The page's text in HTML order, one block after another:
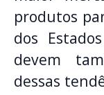
produtos
dos
devem
dessas